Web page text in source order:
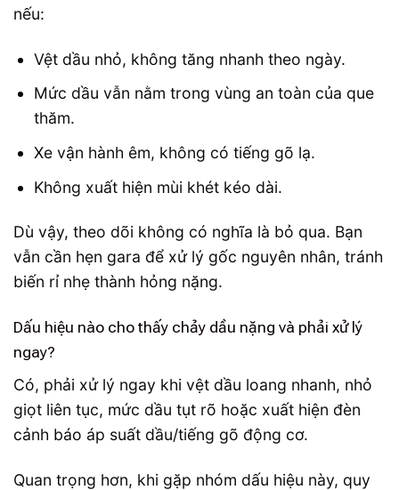
nếu:
Vệt dầu nhỏ, không tăng nhanh theo ngày.
Mức dầu vẫn nằm trong vùng an toàn của que
thăm.
Xe vận hành êm, không có tiếng gõ lạ.
Không xuất hiện mùi khét kéo dài.
Dù vậy, theo dõi không có nghĩa là bỏ qua. Bạn
vẫn cần hẹn gara để xử lý gốc nguyên nhân, tránh
biến rỉ nhẹ thành hỏng nặng.
Dấu hiệu nào cho thấy chảy dầu nặng và phải xử lý
ngay?
Có, phải xử lý ngay khi vệt dầu loang nhanh, nhỏ
giọt liên tục, mức dầu tụt rõ hoặc xuất hiện đèn
cảnh báo áp suất dầu/tiếng gõ động cơ.
Quan trọng hơn, khi gặp nhóm dấu hiệu này, quy